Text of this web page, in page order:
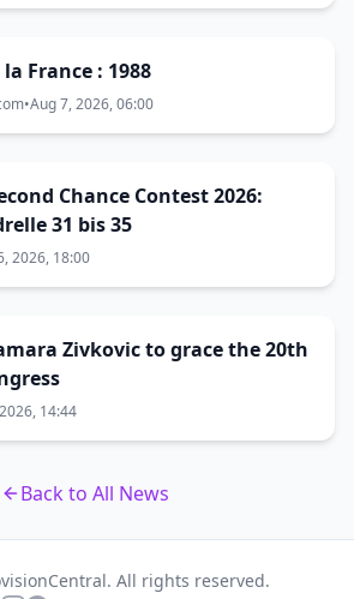
France : 1988
•Aug 7, 2026, 06:00
Chance Contest 2026:
31 bis 35
2026, 18:00
Zivkovic to grace the 20th
14:44
Back to All News
All rights reserved.